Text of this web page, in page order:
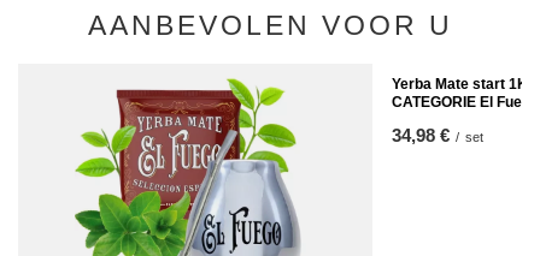
AANBEVOLEN VOOR U
Yerba Mate start
CATEGORIE El Fuego
34,98 € / set